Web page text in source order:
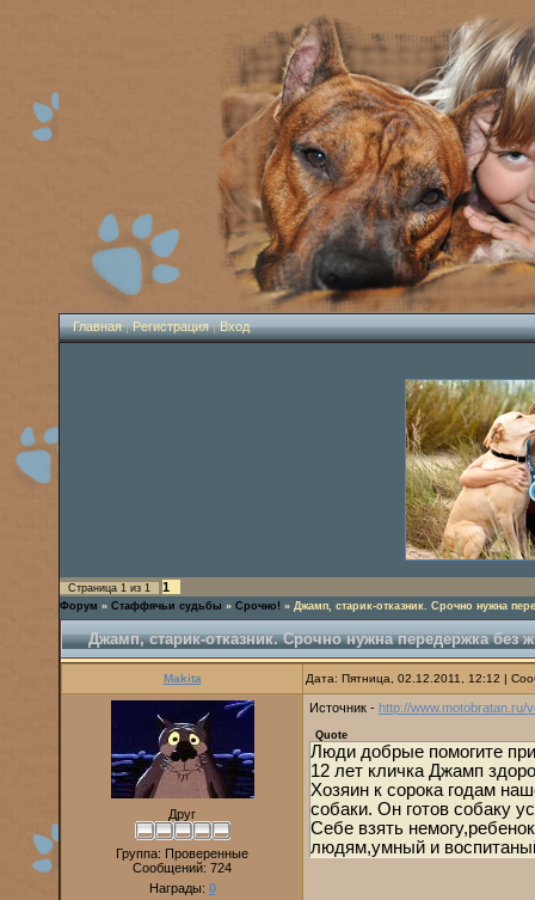
Главная|Регистрация|Вход
Страница 1 из 1 1
Форум » Стаффячьи судьбы » Срочно! » Джамп, старик-отказник. Срочно нужна
Джамп, старик-отказник. Срочно нужна передержка без
Makita Дата: Пятница, 02.12.2011, 12:12 |
Друг
Группа: Проверенные
Сообщений: 724
Награды: 0
Источник - http://www.motobratan.ru/
Quote
Люди добрые помогите
12 лет кличка Джамп
Хозяин к сорока годам
собаки. Он готов собаку
Себе взять
людям,умный и